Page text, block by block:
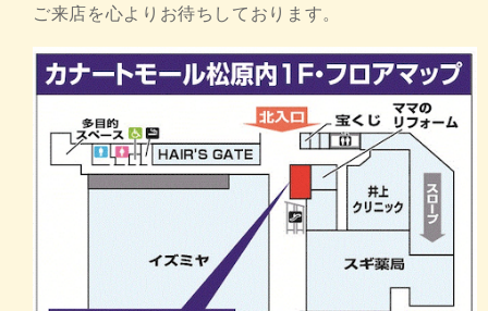
ご来店を心よりお待ちしております。